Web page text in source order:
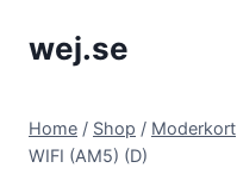
wej.se
Home / Shop / Moderkort
WIFI (AM5) (D)